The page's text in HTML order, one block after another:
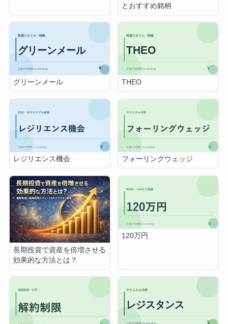
とおすすめ銘柄
グリーンメール THEO
レジリエンス機会 フォーリングウェッジ
長期投資で資産を倍増させる
効果的な方法とは？
120万円